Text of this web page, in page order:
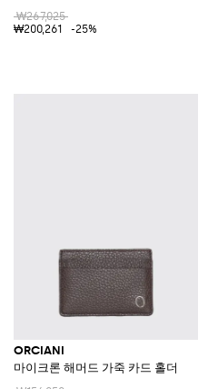
₩267,025
₩200,261
-25%
ORCIANI
마이크론 해머드 가죽 카드 홀더